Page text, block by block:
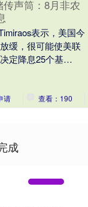
声筒：8月非农
表示，美国今
缓，很可能使美联
定降息25个基
请
查看：190
成